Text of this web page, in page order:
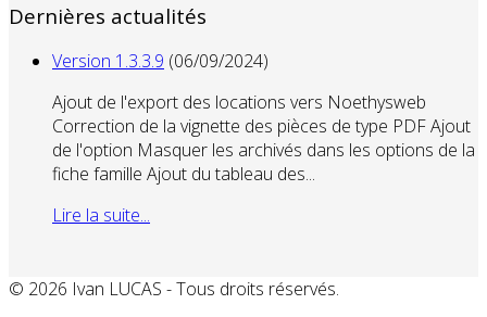
Dernières actualités
Version 1.3.3.9 (06/09/2024)
Ajout de l'export des locations vers Noethysweb
Correction de la vignette des pièces de type PDF Ajout
de l'option Masquer les archivés dans les options de la
fiche famille Ajout du tableau des...
Lire la suite...
© 2026 Ivan LUCAS - Tous droits réservés.